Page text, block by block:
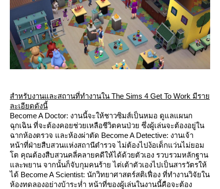
สำหรับงานและสถานที่ทำงานใน The Sims 4 Get To Work มีรา
ละเอียดดังนี้
Become A Doctor: งานนี้จะให้ชาวซิมส์เป็นหมอ ดูแลแผนก
ฉุกเฉิน ที่จะต้องคอยช่วยเหลือชีวิตคนป่วย ซึ่งผู้เล่นจะต้องอยู่ใน
ฉากห้องตรวจ และห้องผ่าตัด Become A Detective: งานเจ้า
หน้าที่ฝ่ายสืบสวนแห่งสถานีตำรวจ ไม่ต้องไปง้อเด็กแว่นไม่ยอม
ต คุณต้องสืบสวนคลี่คลายคดีให้ได้ด้วยตัวเอง รวบรวมหลักฐาน
ละพยาน จากนั้นก็จับกุมคนร้าย ไต่เต้าตัวเองไปเป็นสารวัตรให้
ได้ Become A Scientist: นักวิทยาศาสตร์สติเฟื่อง ที่ทำงานวิจัยใน
ห้องทดลองอย่างบ้าระห่ำ หน้าที่ของผู้เล่นในงานนี้คือจะต้อง